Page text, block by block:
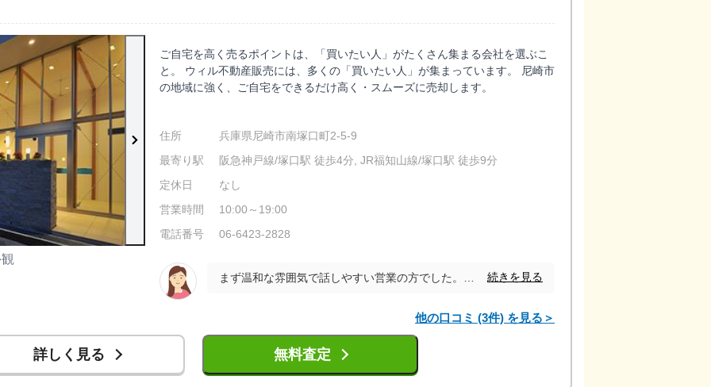
ご自宅を高く売るポイントは、「買いたい人」がたくさん集まる会社を選ぶこ
と。 ウィル不動産販売には、多くの「買いたい人」が集まっています。 尼崎市
の地域に強く、ご自宅をできるだけ高く・スムーズに売却します。
住所
兵庫県尼崎市南塚口町2-5-9
最寄り駅
阪急神戸線/塚口駅 徒歩4分, JR福知山線/塚口駅 徒歩9分
定休日
なし
営業時間
10:00～19:00
電話番号
06-6423-2828
続きを見る
他の口コミ (3件) を見る＞
詳しく見る 無料査定